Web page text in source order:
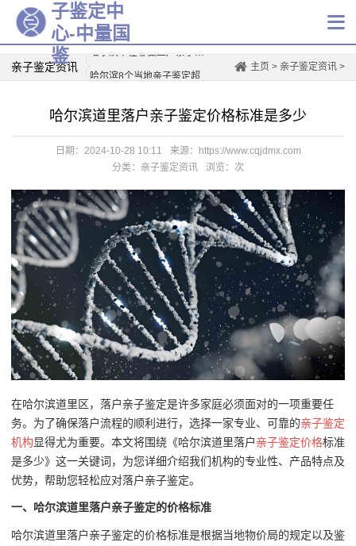
子鉴定中
心-中量国
鉴
亲子鉴定资讯
哈尔滨市在哪做上户亲子鉴定好(附2026鉴定费用一览)
哈尔滨个人亲子鉴定机构大全(附2026年鉴定地址)
哈尔滨市司法亲子鉴定中心地址合集（附中心地址汇总）
哈尔滨正规亲子鉴定机构地址一览（2026年更新）
哈尔滨正规亲子鉴定的机构名单（附2026年地址汇总）
规范！哈尔滨正规亲子鉴定中心超全一览（附2026年度鉴定地址）
主页 > 亲子鉴定资讯 >
哈尔滨道里落户亲子鉴定价格标准是多少
日期：2024-10-28 10:11
来源：https://www.cqjdmx.com
分类：亲子鉴定资讯
浏览： 次
在哈尔滨道里区，落户亲子鉴定是许多家庭必须面对的一项重要任
务。为了确保落户流程的顺利进行，选择一家专业、可靠的亲子鉴定
机构显得尤为重要。本文将围绕《哈尔滨道里落户亲子鉴定价格标准
是多少》这一关键词，为您详细介绍我们机构的专业性、产品特点及
优势，帮助您轻松应对落户亲子鉴定。
一、哈尔滨道里落户亲子鉴定的价格标准
哈尔滨道里落户亲子鉴定的价格标准是根据当地物价局的规定以及鉴